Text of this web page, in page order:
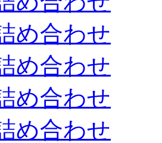
め合わせ
め合わせ
め合わせ
め合わせ